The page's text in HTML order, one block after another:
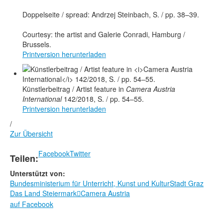
Doppelseite / spread: Andrzej Steinbach, S. / pp. 38–39.
Courtesy: the artist and Galerie Conradi, Hamburg /
Brussels.
Printversion herunterladen
Künstlerbeitrag / Artist feature in Camera Austria
International142/2018, S. / pp. 54–55.
Printversion herunterladen
/
Zur Übersicht
Teilen:FacebookTwitter
Unterstützt von:
Bundesministerium für Unterricht, Kunst und KulturStadt Graz
Das Land SteiermarkCamera Austria
auf Facebook